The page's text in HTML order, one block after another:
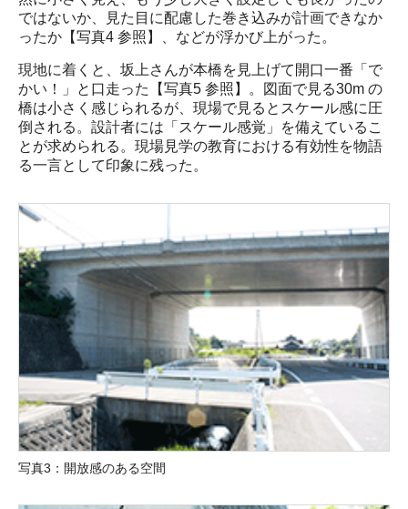
ではないか、見た目に配慮した巻き込みが計画できなか
ったか【写真4 参照】、などが浮かび上がった。
現地に着くと、坂上さんが本橋を見上げて開口一番「で
かい！」と口走った【写真5 参照】。図面で見る30m の
橋は小さく感じられるが、現場で見るとスケール感に圧
倒される。設計者には「スケール感覚」を備えているこ
とが求められる。現場見学の教育における有効性を物語
る一言として印象に残った。
写真3：開放感のある空間